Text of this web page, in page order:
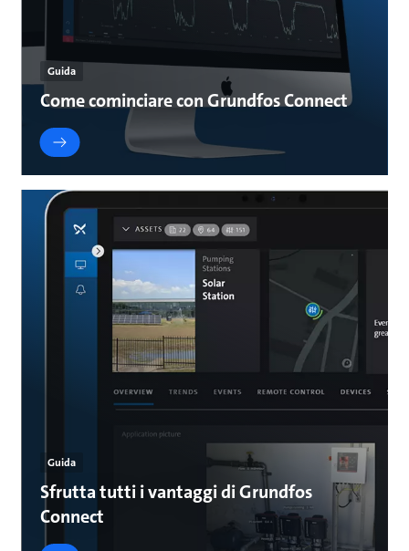
Guida
Come cominciare con Grundfos Connect
Guida
Sfrutta tutti i vantaggi di Grundfos
Connect